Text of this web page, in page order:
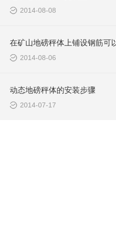
2014-08-08
2014-08-06
动态地磅秤体的安装步骤
2014-07-17